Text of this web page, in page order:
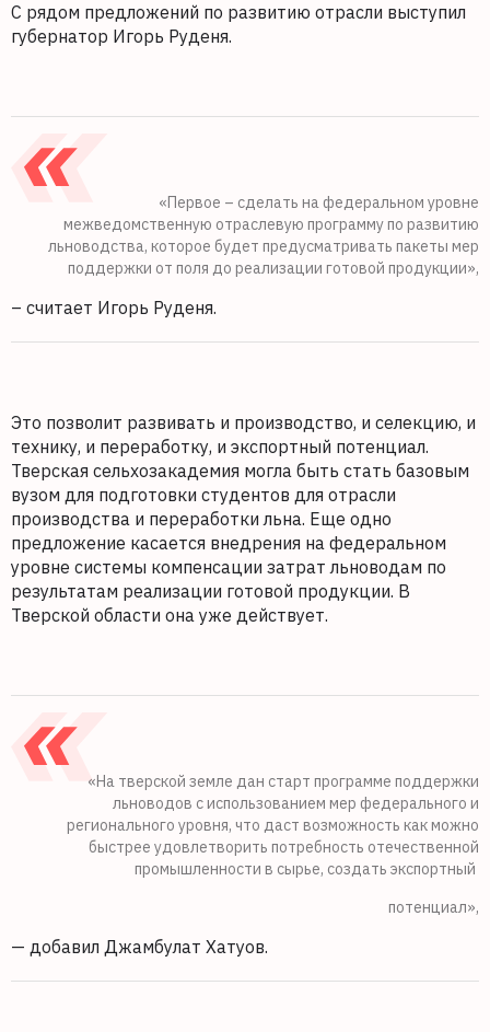
С рядом предложений по развитию отрасли выступил
губернатор Игорь Руденя.
«Первое – сделать на федеральном уровне
межведомственную отраслевую программу по развитию
льноводства, которое будет предусматривать пакеты мер
поддержки от поля до реализации готовой продукции»,
– считает Игорь Руденя.
Это позволит развивать и производство, и селекцию, и
технику, и переработку, и экспортный потенциал.
Тверская сельхозакадемия могла быть стать базовым
вузом для подготовки студентов для отрасли
производства и переработки льна. Еще одно
предложение касается внедрения на федеральном
уровне системы компенсации затрат льноводам по
результатам реализации готовой продукции. В
Тверской области она уже действует.
«На тверской земле дан старт программе поддержки
льноводов с использованием мер федерального и
регионального уровня, что даст возможность как можно
быстрее удовлетворить потребность отечественной
промышленности в сырье, создать экспортный
потенциал»,
— добавил Джамбулат Хатуов.